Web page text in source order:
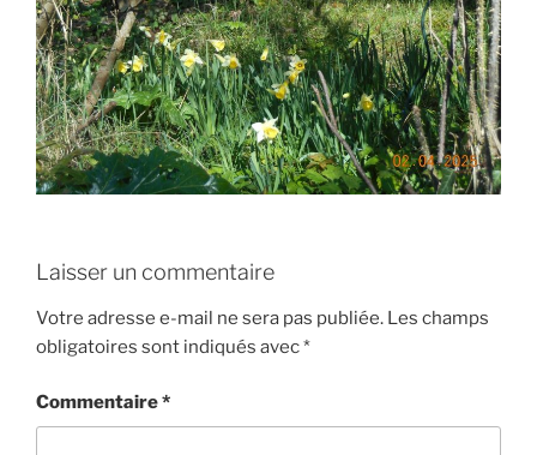
Laisser un commentaire
Votre adresse e-mail ne sera pas publiée. Les champs
obligatoires sont indiqués avec*
Commentaire*